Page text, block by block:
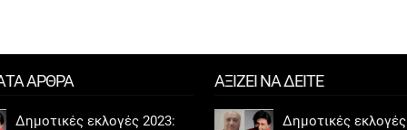
ΑΡΘΡΑ
Δημοτικές εκλογές 2023:
ΑΞΙΖΕΙ ΝΑ ΔΕΙΤΕ
Δημοτικές